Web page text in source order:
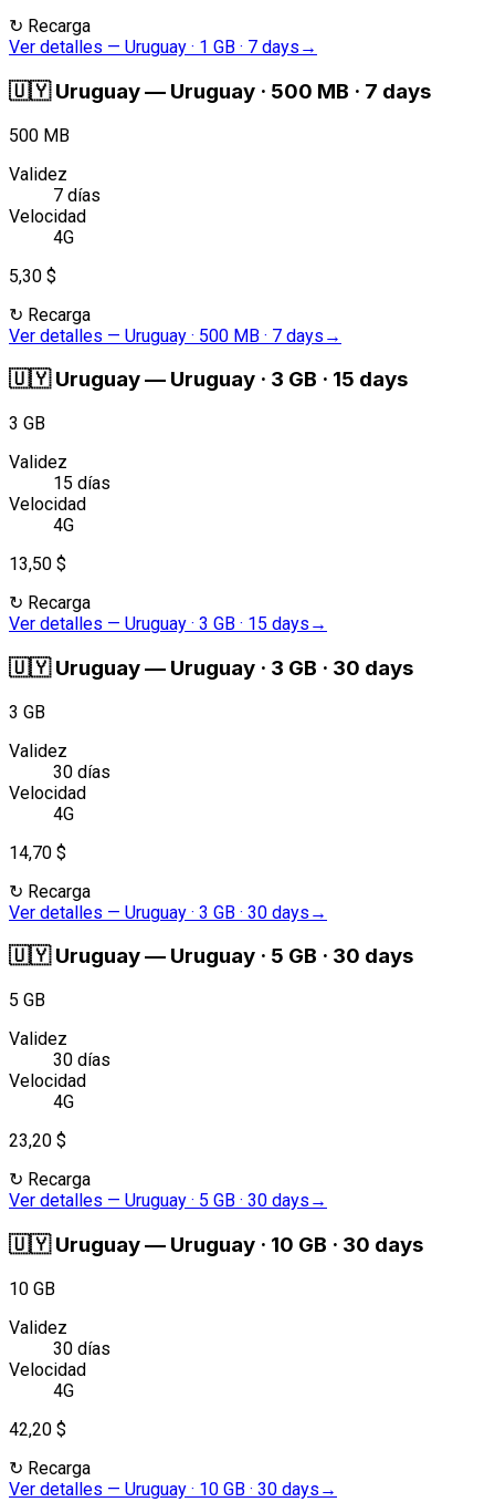
↻ Recarga
Ver detalles — Uruguay · 1 GB · 7 days →
🇺🇾 Uruguay— Uruguay · 500 MB · 7 days
500 MB
Validez
7 días
Velocidad
4G
5,30 $
↻ Recarga
Ver detalles — Uruguay · 500 MB · 7 days →
🇺🇾 Uruguay— Uruguay · 3 GB · 15 days
3 GB
Validez
15 días
Velocidad
4G
13,50 $
↻ Recarga
Ver detalles — Uruguay · 3 GB · 15 days →
🇺🇾 Uruguay— Uruguay · 3 GB · 30 days
3 GB
Validez
30 días
Velocidad
4G
14,70 $
↻ Recarga
Ver detalles — Uruguay · 3 GB · 30 days →
🇺🇾 Uruguay— Uruguay · 5 GB · 30 days
5 GB
Validez
30 días
Velocidad
4G
23,20 $
↻ Recarga
Ver detalles — Uruguay · 5 GB · 30 days →
🇺🇾 Uruguay— Uruguay · 10 GB · 30 days
10 GB
Validez
30 días
Velocidad
4G
42,20 $
↻ Recarga
Ver detalles — Uruguay · 10 GB · 30 days →